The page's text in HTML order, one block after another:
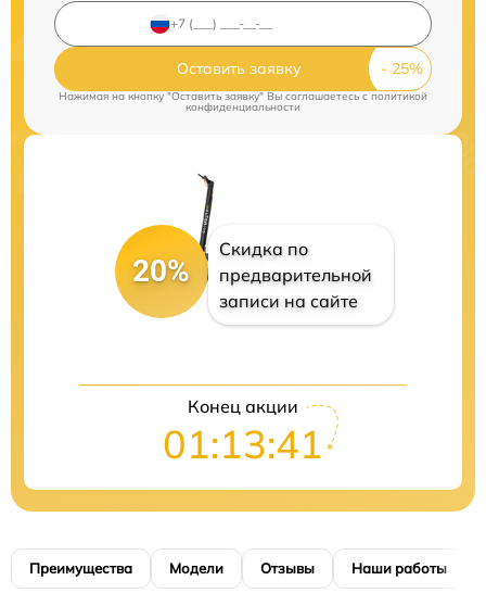
Оставить заявку
Нажимая на кнопку "Оставить заявку" Вы соглашаетесь cполитикой
конфиденциальности
20%
Скидка по
предварительной
записи на сайте
Конец акции
01:13:41
Преимущества Модели Отзывы Наши работы